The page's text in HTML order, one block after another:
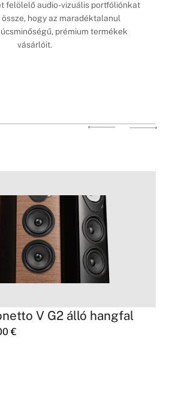
felölelő audio-vizuális portfóliónkat
hogy az maradéktalanul
prémium termékek
vásárlóit.
V G2 álló hangfal
€